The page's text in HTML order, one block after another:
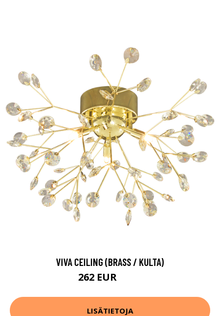
VIVA CEILING (BRASS / KULTA)
262 EUR
LISÄTIETOJA